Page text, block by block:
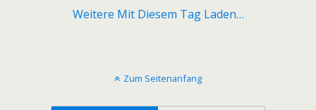
Weitere Mit Diesem Tag Laden…
Zum Seitenanfang